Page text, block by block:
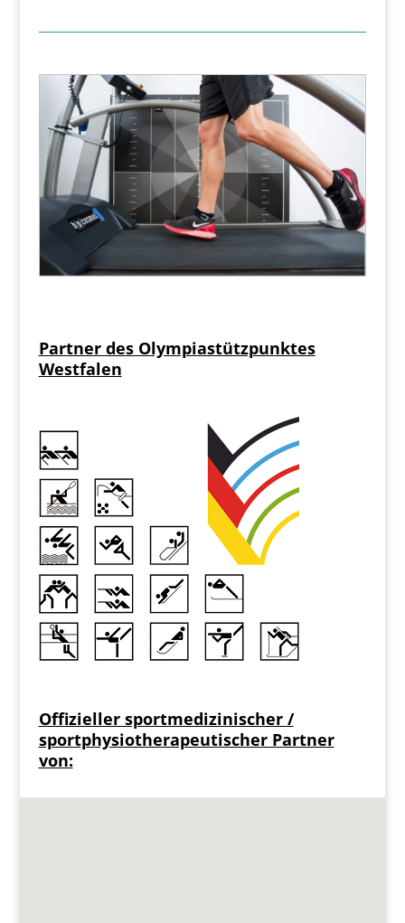
Partner des Olympiastützpunktes
Westfalen
Offizieller sportmedizinischer /
sportphysiotherapeutischer Partner
von: